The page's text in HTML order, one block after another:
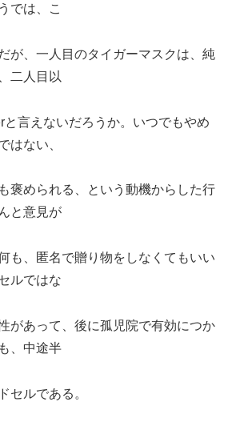
では、こ
が、一人目のタイガーマスクは、純
二人目以
と言えないだろうか。いつでもやめ
はない、
褒められる、という動機からした行
と意見が
も、匿名で贈り物をしなくてもいい
ルではな
があって、後に孤児院で有効につか
、中途半
セルである。